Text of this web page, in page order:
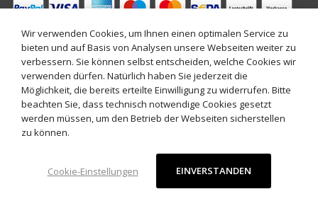
© 2022 KASA Onlineshop. Alle Rechte vorbehalten.
Wir verwenden Cookies, um Ihnen einen optimalen Service zu
bieten und auf Basis von Analysen unsere Webseiten weiter zu
verbessern. Sie können selbst entscheiden, welche Cookies wir
verwenden dürfen. Natürlich haben Sie jederzeit die
Möglichkeit, die bereits erteilte Einwilligung zu widerrufen. Bitte
beachten Sie, dass technisch notwendige Cookies gesetzt
werden müssen, um den Betrieb der Webseiten sicherstellen
zu können.
Cookie-Einstellungen EINVERSTANDEN